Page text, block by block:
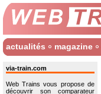
actualités magazine
via-train.com
Web Trains vous propose de
découvrir son comparateur